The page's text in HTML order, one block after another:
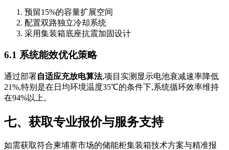
预留15%的容量扩展空间
配置双路独立冷却系统
采用集装箱底座抗震加固设计
6.1 系统能效优化策略
通过部署自适应充放电算法,项目实测显示电池衰减速率降低
21%,特别是在日均环境温度35℃的条件下,系统循环效率维持
在94%以上。
七、获取专业报价与服务支持
如需获取符合柬埔寨市场的储能柜集装箱技术方案与精准报